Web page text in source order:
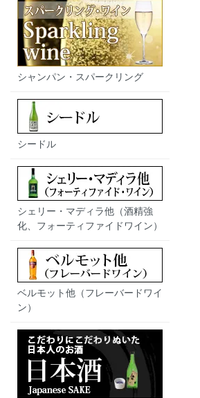
シャンパン・スパークリング
シードル
シェリー・マディラ他（酒精強
化、フォーティファイドワイン）
ベルモット他（フレーバードワイ
ン）